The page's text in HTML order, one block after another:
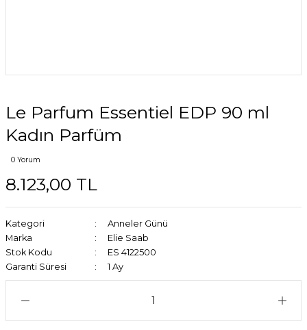
Le Parfum Essentiel EDP 90 ml
Kadın Parfüm
0 Yorum
8.123,00 TL
Kategori
Anneler Günü
Marka
Elie Saab
Stok Kodu
ES 4122500
Garanti Süresi
1 Ay